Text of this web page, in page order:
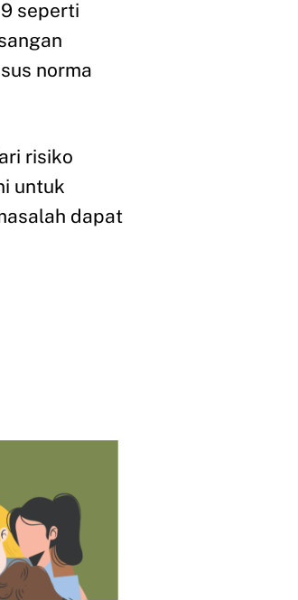
seperti
norma
risiko
untuk
dapat